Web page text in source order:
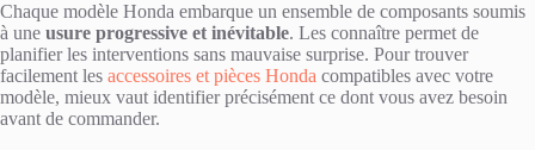
Chaque modèle Honda embarque un ensemble de composants soumis
à une usure progressive et inévitable. Les connaître permet de
planifier les interventions sans mauvaise surprise. Pour trouver
facilement les accessoires et pièces Honda compatibles avec votre
modèle, mieux vaut identifier précisément ce dont vous avez besoin
avant de commander.